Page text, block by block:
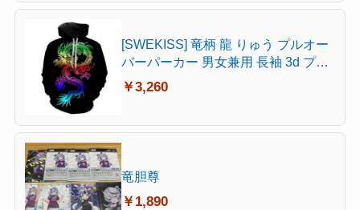
ント（ヘアネット付き）PL-10655
[SWEKISS] 竜柄 龍 りゅう プルオー
バーパーカー 男女兼用 長袖 3d プリ
ント おおきいサイズ 仮装 衣装 コス
プレ ドラゴン doragon 中國龍柄 神
￥3,260
竜胆尊
￥1,890